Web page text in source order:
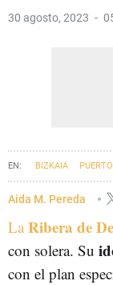
30 agosto, 2023
BIZKAIA
BILBAO
URBANISMO ISLA DE
Aida M. Pereda
LaRibera de
con solera. Su
con el plan